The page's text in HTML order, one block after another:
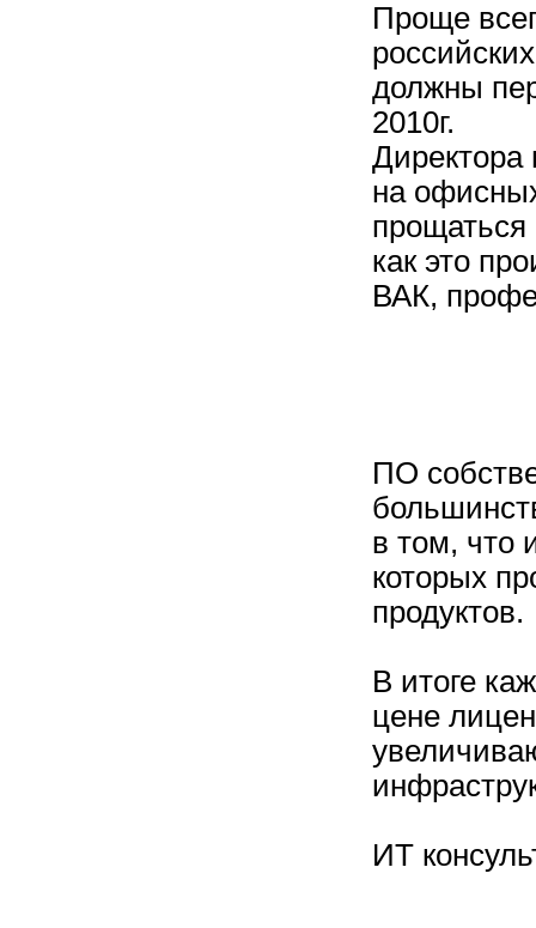
Проще
должны
2010г.
Директора
на
как это
ВАК,
ПО
в том, что
которых
продуктов.
В итоге
цене
ИТ